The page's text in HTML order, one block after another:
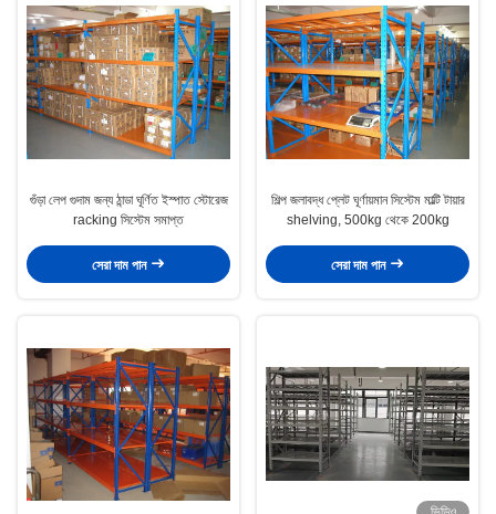
গুঁড়া লেপ গুদাম জন্য ঠান্ডা ঘূর্ণিত ইস্পাত স্টোরেজ
racking সিস্টেম সমাপ্ত
সেরা দাম পান
শিল্প জলাবদ্ধ প্লেট ঘূর্ণায়মান সিস্টেম মাল্টি টায়ার
shelving, 500kg থেকে 200kg
সেরা দাম পান